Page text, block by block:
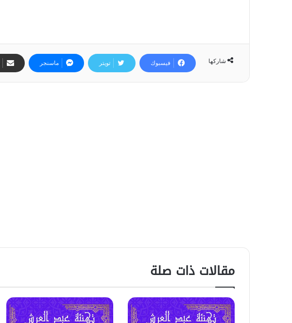
شاركها فيسبوك تويتر ماسنجر
مقالات ذات صلة